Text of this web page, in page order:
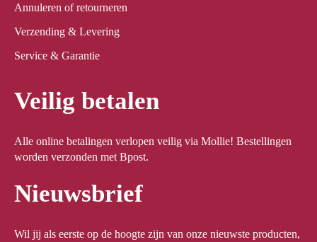
Annuleren of retourneren
Verzending & Levering
Service & Garantie
Veilig betalen
Alle online betalingen verlopen veilig via Mollie! Bestellingen
worden verzonden met Bpost.
Nieuwsbrief
Wil jij als eerste op de hoogte zijn van onze nieuwste producten,